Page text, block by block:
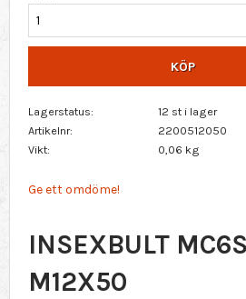
KÖP
Lagerstatus
12 st i lager
Artikelnr
2200512050
Vikt
0,06 kg
Ge ett omdöme!
INSEXBULT
M12X50